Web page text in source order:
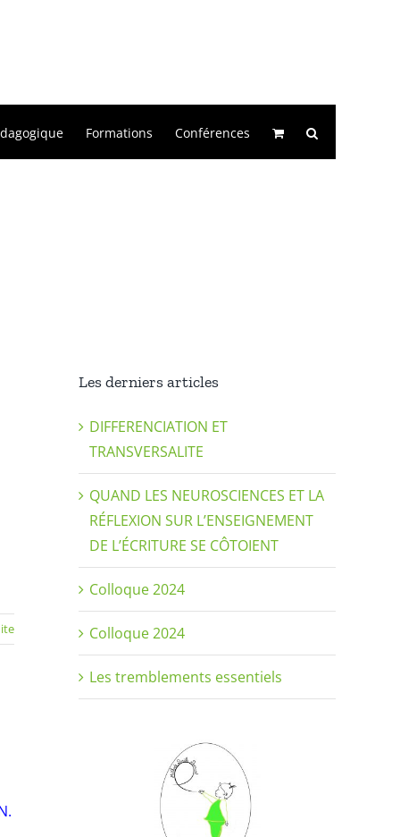
Formations Conférences
Les derniers articles
DIFFERENCIATION ET
TRANSVERSALITE
QUAND LES NEUROSCIENCES ET LA
RÉFLEXION SUR L’ENSEIGNEMENT
DE L’ÉCRITURE SE CÔTOIENT
Colloque 2024
Colloque 2024
Les tremblements essentiels